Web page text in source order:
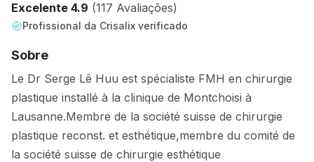
Excelente 4.9 (117 Avaliações)
Profissional da Crisalix verificado
Sobre
Le Dr Serge Lê Huu est spécialiste FMH en chirurgie
plastique installé à la clinique de Montchoisi à
Lausanne.Membre de la société suisse de chirurgie
plastique reconst. et esthétique,membre du comité de
la société suisse de chirurgie esthétique